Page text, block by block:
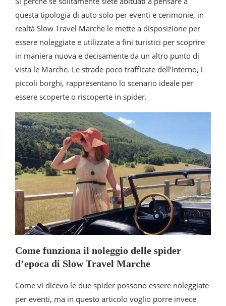
questa tipologia di auto solo per eventi e cerimonie, in
realtà Slow Travel Marche le mette a disposizione per
essere noleggiate e utilizzate a fini turistici per scoprire
in maniera nuova e decisamente da un altro punto di
vista le Marche. Le strade poco trafficate dell’interno, i
piccoli borghi, rappresentano lo scenario ideale per
essere scoperte o riscoperte in spider.
Come funziona il noleggio delle spider
d’epoca di Slow Travel Marche
Come vi dicevo le due spider possono essere noleggiate
per eventi, ma in questo articolo voglio porre invece